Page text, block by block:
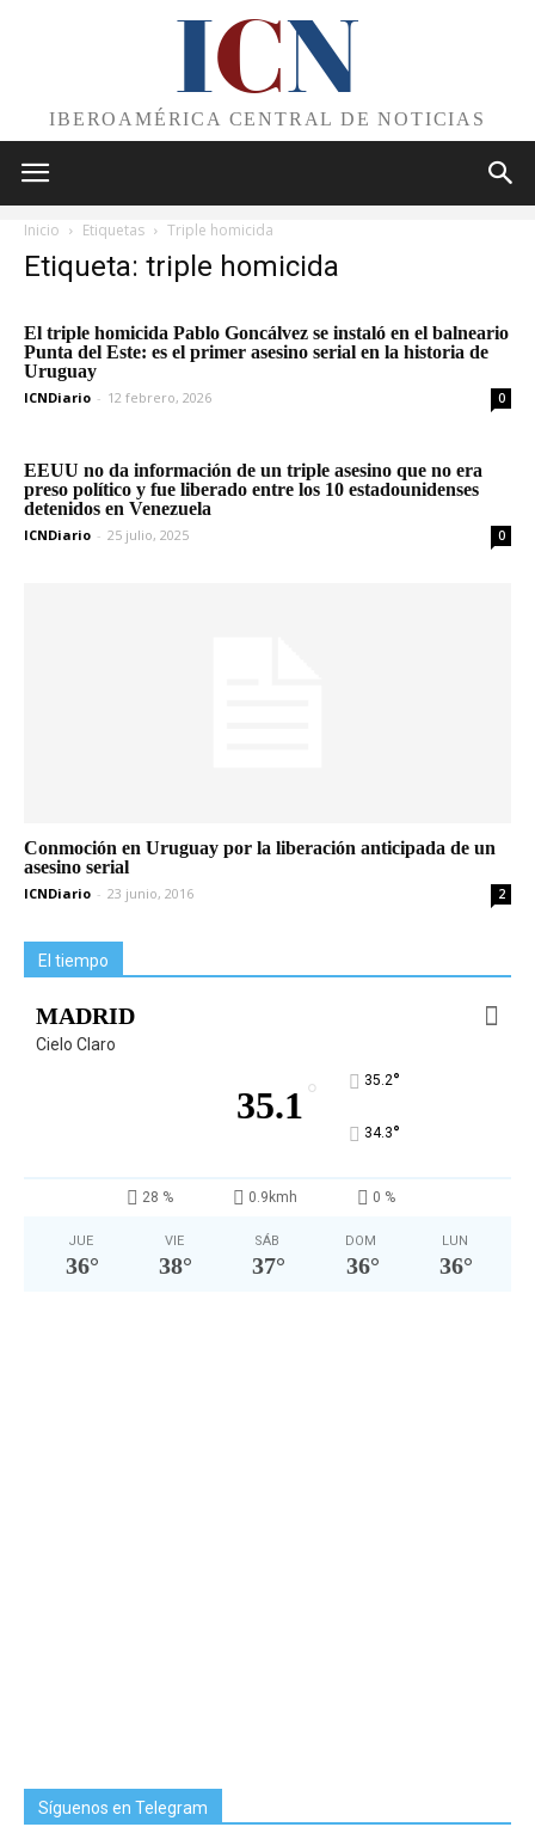
ICN
IBEROAMÉRICA CENTRAL DE NOTICIAS
Inicio Etiquetas Triple homicida
Etiqueta: triple homicida
El triple homicida Pablo Goncálvez se instaló en el balneario
Punta del Este: es el primer asesino serial en la historia de
Uruguay
ICNDiario - 12 febrero, 2026 0
EEUU no da información de un triple asesino que no era
preso político y fue liberado entre los 10 estadounidenses
detenidos en Venezuela
ICNDiario - 25 julio, 2025 0
Conmoción en Uruguay por la liberación anticipada de un
asesino serial
ICNDiario - 23 junio, 2016 2
El tiempo
MADRID
Cielo Claro
35.1 ° 35.2°
34.3°
28 % 0.9kmh 0 %
JUE
36°
VIE
38°
SÁB
37°
DOM
36°
LUN
36°
Síguenos en Telegram